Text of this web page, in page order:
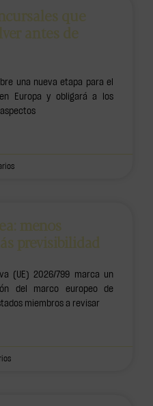
que
antes de
una nueva etapa para el
Europa y obligará a los
menos
previsibilidad
(UE) 2026/799 marca un
del marco europeo de
miembros a revisar